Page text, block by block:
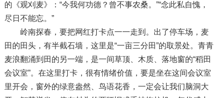
的《观刈麦》：“今我何功德？曾不事农桑。”“念此私自愧，
尽日不能忘。”
岭南探春，要把网红打卡点一一走到。出了停车场，麦
田的田头，有半截石墙，这里是“一亩三分田”的取景处。青青
麦浪翻涌到田的另一端，是一间草顶、木质、落地窗的“稻田
会议室”。在这里打卡，很有情绪价值，要是坐在这间会议室
里开会，窗外的绿意盎然、鸟语花香，一定会让我们脑洞大